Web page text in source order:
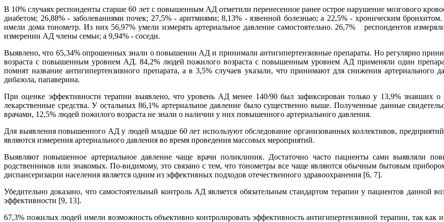
В 10% случаях респонденты старше 60 лет с повышенным АД отметили перенесенное ранее острое нарушение мозгового
диабетом; 26,88% - заболеваниями почек; 27,5% - аритмиями; 8,13% - язвенной болезнью; а 22,5% - хроническим
имели дома тонометр. Из них 56,97% умели измерять артериальное давление самостоятельно. 26,7% респондентов
измерении АД члены семьи; а 9,94% - соседи.
Выявлено, что 65,34% опрошенных знали о повышении АД и принимали антигипертензивные препараты. Но регулярно
возраста с повышенным уровнем АД. 84,2% людей пожилого возраста с повышенным уровнем АД применяли один
помнят название антигипертензивного препарата, а в 3,5% случаев указали, что принимают для снижения артериального
дибазола, папаверина.
При оценке эффективности терапии выявлено, что уровень АД менее 140/90 был зафиксирован только у 13,9% знавших
лекарственные средства. У остальных 86,1% артериальное давление было существенно выше. Полученные данные
врачами, 12,5% людей пожилого возраста не знали о наличии у них повышенного артериального давления.
Для выявления повышенного АД у людей младше 60 лет используют обследование организованных коллективов,
являются измерения артериального давления во время проведения массовых мероприятий.
Выявляют повышенное артериальное давление чаще врачи поликлиник. Достаточно часто пациенты сами выявляли
родственников или знакомых. По-видимому, это связано с тем, что тонометры все чаще являются обычным бытовым
диспансеризации населения является одним из эффективных подходов отечественного здравоохранения [6, 7].
Убедительно доказано, что самостоятельный контроль АД является обязательным стандартом терапии у пациентов данной
эффективности [9, 13].
67,3% пожилых людей имели возможность объективно контролировать эффективность антигипертензивной терапии, так